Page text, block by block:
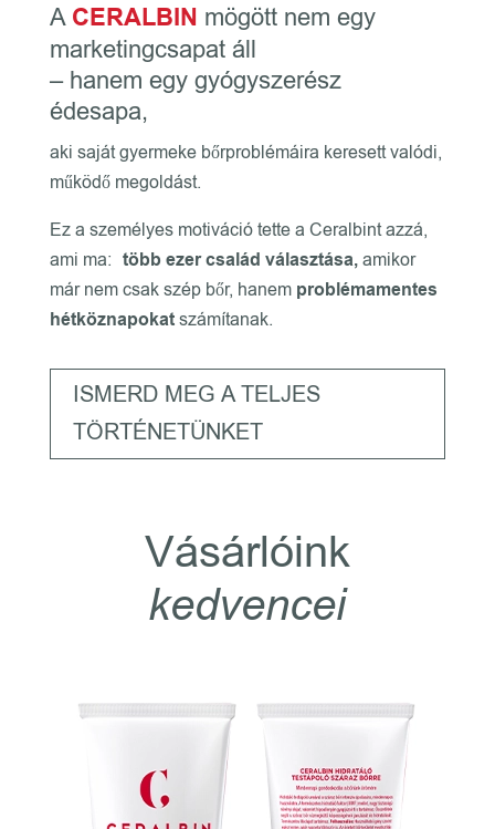
A CERALBIN mögött nem egy
marketingcsapat áll
– hanem egy gyógyszerész
édesapa,
aki saját gyermeke bőrproblémáira keresett valódi,
működő megoldást.
Ez a személyes motiváció tette a Ceralbint azzá,
ami ma: több ezer család választása,amikor
már nem csak szép bőr, hanem problémamentes
hétköznapokatszámítanak.
ISMERD MEG A TELJES
TÖRTÉNETÜNKET
Vásárlóink
kedvencei